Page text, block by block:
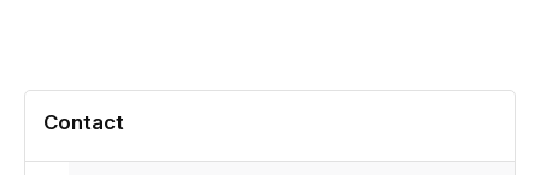
Contact